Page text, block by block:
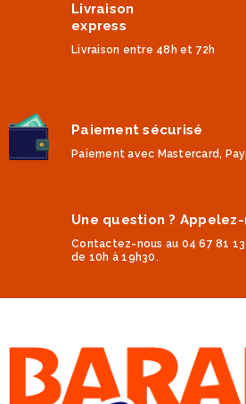
Livraison
express
Livraison entre 48h et 72h
Paiement sécurisé
Paiement avec Mastercard,
Une question ? Appelez-
Contactez-nous au 04 67 81
de 10h à 19h30.